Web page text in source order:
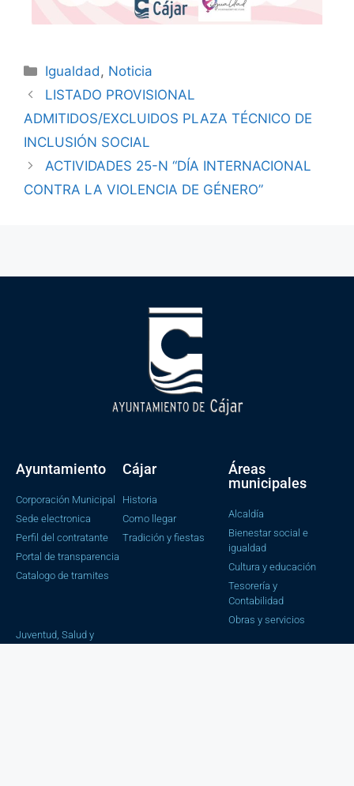
Igualdad, Noticia
LISTADO PROVISIONAL
ADMITIDOS/EXCLUIDOS PLAZA TÉCNICO DE
INCLUSIÓN SOCIAL
ACTIVIDADES 25-N “DÍA INTERNACIONAL
CONTRA LA VIOLENCIA DE GÉNERO”
Ayuntamiento
Corporación Municipal
Sede electronica
Perfil del contratante
Portal de transparencia
Catalogo de tramites
Cájar
Historia
Como llegar
Tradición y fiestas
Áreas
municipales
Alcaldía
Bienestar social e
igualdad
Cultura y educación
Tesorería y
Contabilidad
Obras y servicios
Juventud, Salud y